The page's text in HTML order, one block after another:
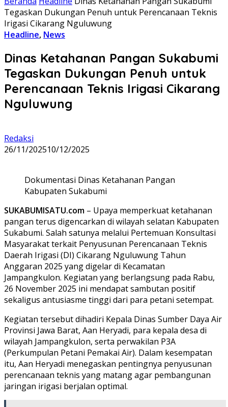
Tegaskan Dukungan Penuh untuk Perencanaan Teknis
Irigasi Cikarang Nguluwung
Headline, News
Dinas Ketahanan Pangan Sukabumi
Tegaskan Dukungan Penuh untuk
Perencanaan Teknis Irigasi Cikarang
Nguluwung
Redaksi
26/11/202510/12/2025
Dokumentasi Dinas Ketahanan Pangan
Kabupaten Sukabumi
SUKABUMISATU.com – Upaya memperkuat ketahanan
pangan terus digencarkan di wilayah selatan Kabupaten
Sukabumi. Salah satunya melalui Pertemuan Konsultasi
Masyarakat terkait Penyusunan Perencanaan Teknis
Daerah Irigasi (DI) Cikarang Nguluwung Tahun
Anggaran 2025 yang digelar di Kecamatan
Jampangkulon. Kegiatan yang berlangsung pada Rabu,
26 November 2025 ini mendapat sambutan positif
sekaligus antusiasme tinggi dari para petani setempat.
Kegiatan tersebut dihadiri Kepala Dinas Sumber Daya Air
Provinsi Jawa Barat, Aan Heryadi, para kepala desa di
wilayah Jampangkulon, serta perwakilan P3A
(Perkumpulan Petani Pemakai Air). Dalam kesempatan
itu, Aan Heryadi menegaskan pentingnya penyusunan
perencanaan teknis yang matang agar pembangunan
jaringan irigasi berjalan optimal.